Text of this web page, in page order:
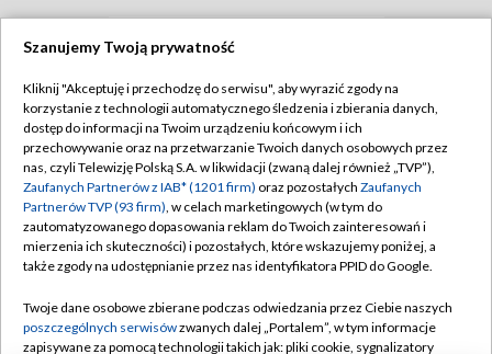
Abonament TVP
Sklep TVP
Biuro Reklamy
Oferta Handlowa
Telegazeta ogłoszenia
Rada Programowa
Regulamin TVP
Polityka prywatności
Moje zgody
Biuro reklamy
Kontakt
Kanały
Szanujemy Twoją prywatność
Kliknij "Akceptuję i przechodzę do serwisu", aby wyrazić zgody na
korzystanie z technologii automatycznego śledzenia i zbierania danych,
dostęp do informacji na Twoim urządzeniu końcowym i ich
przechowywanie oraz na przetwarzanie Twoich danych osobowych przez
nas, czyli Telewizję Polską S.A. w likwidacji (zwaną dalej również „TVP”),
Zaufanych Partnerów z IAB* (1201 firm) oraz pozostałych Zaufanych
Partnerów TVP (93 firm), w celach marketingowych (w tym do
zautomatyzowanego dopasowania reklam do Twoich zainteresowań i
mierzenia ich skuteczności) i pozostałych, które wskazujemy poniżej, a
także zgody na udostępnianie przez nas identyfikatora PPID do Google.
Twoje dane osobowe zbierane podczas odwiedzania przez Ciebie naszych
poszczególnych serwisówzwanych dalej „Portalem”, w tym informacje
zapisywane za pomocą technologii takich jak: pliki cookie, sygnalizatory